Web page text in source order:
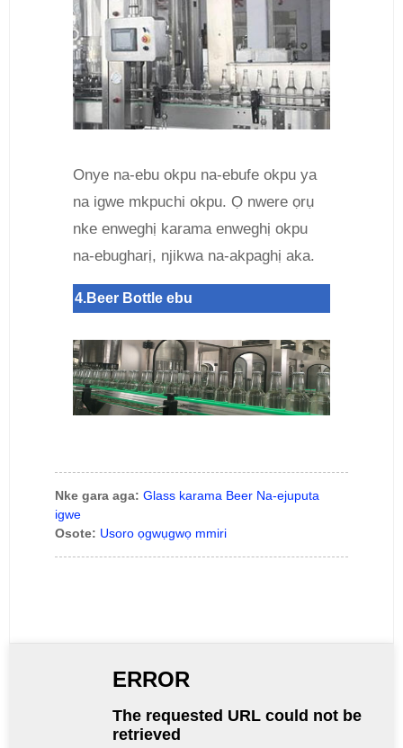
Onye na-ebu okpu na-ebufe okpu ya
na igwe mkpuchi okpu. Ọ nwere ọrụ
nke enweghị karama enweghị okpu
na-ebugharị, njikwa na-akpaghị aka.
4.Beer Bottle ebu
Nke gara aga: Glass karama Beer Na-ejuputa
igwe
Osote: Usoro ọgwụgwọ mmiri